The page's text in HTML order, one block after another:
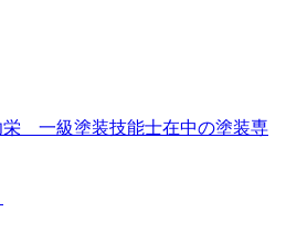
栄 一級塗装技能士在中の塗装専